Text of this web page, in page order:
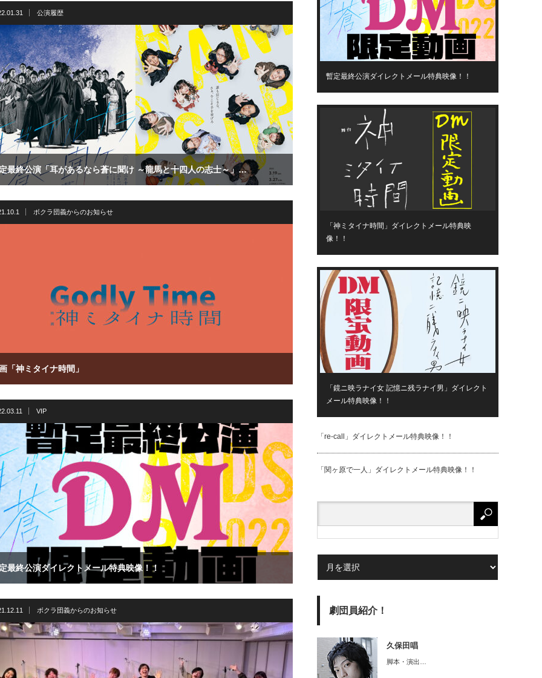
公演履歴
最終公演「耳があるなら蒼に聞け ～龍馬と十四人の志士～」…
ボクラ団義からのお知らせ
「神ミタイナ時間」
VIP
最終公演ダイレクトメール特典映像！！
ボクラ団義からのお知らせ
暫定最終公演ダイレクトメール特典映像！！
「神ミタイナ時間」ダイレクトメール特典映
像！！
「鏡ニ映ラナイ女 記憶ニ残ラナイ男」ダイレクト
メール特典映像！！
「re-call」ダイレクトメール特典映像！！
「関ヶ原で⼀⼈」ダイレクトメール特典映像！！
劇団員紹介！
久保田唱
脚本・演出…